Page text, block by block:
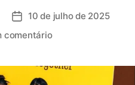
s
D
d
10 de julho de 2025
comentárioe